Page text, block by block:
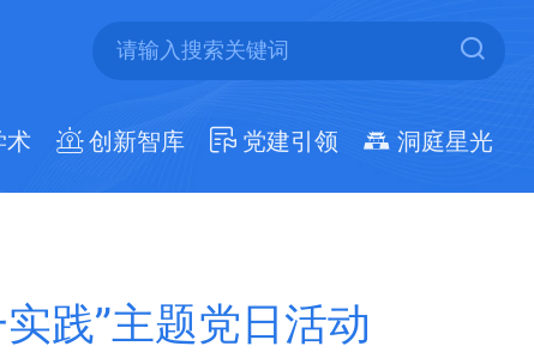
术 创新智库 党建引领 洞庭星光
践”主题党日活动